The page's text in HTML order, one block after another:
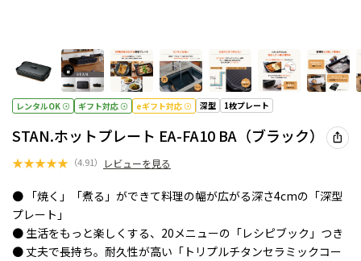
レンタルOK ギフト対応 eギフト対応 深型 1枚プレート
STAN.ホットプレート EA-FA10 BA（ブラック）
★★★★★ （4.91） レビューを見る
● 「焼く」「煮る」ができて料理の幅が広がる深さ4cmの「深型
プレート」
● 生活をもっと楽しくする、20メニューの「レシピブック」つき
● 丈夫で長持ち。耐久性が高い「トリプルチタンセラミックコー